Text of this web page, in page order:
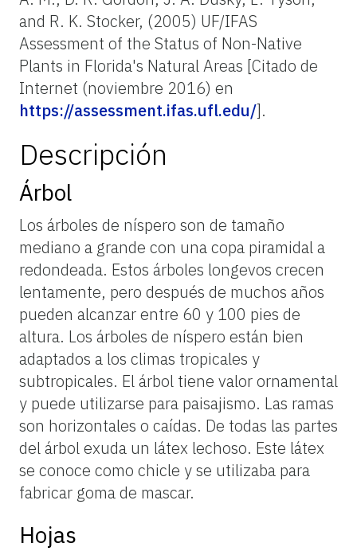
and R. K. Stocker, (2005) UF/IFAS
Assessment of the Status of Non-Native
Plants in Florida's Natural Areas [Citado de
Internet (noviembre 2016) en
https://assessment.ifas.ufl.edu/].
Descripción
Árbol
Los árboles de níspero son de tamaño
mediano a grande con una copa piramidal a
redondeada. Estos árboles longevos crecen
lentamente, pero después de muchos años
pueden alcanzar entre 60 y 100 pies de
altura. Los árboles de níspero están bien
adaptados a los climas tropicales y
subtropicales. El árbol tiene valor ornamental
y puede utilizarse para paisajismo. Las ramas
son horizontales o caídas. De todas las partes
del árbol exuda un látex lechoso. Este látex
se conoce como chicle y se utilizaba para
fabricar goma de mascar.
Hojas